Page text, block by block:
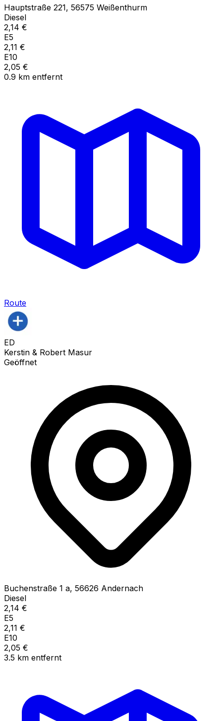
Hauptstraße 221, 56575 Weißenthurm
Diesel
2,14 €
E5
2,11 €
E10
2,05 €
0.9 km entfernt
Route
ED
Kerstin & Robert Masur
Geöffnet
Buchenstraße 1 a, 56626 Andernach
Diesel
2,14 €
E5
2,11 €
E10
2,05 €
3.5 km entfernt